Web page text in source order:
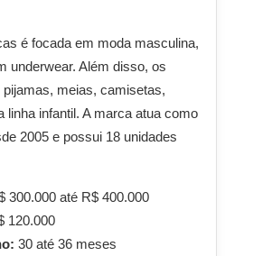
é focada em moda masculina,
underwear. Além disso, os
meias, camisetas,
linha infantil. A marca atua como
2005 e possui 18 unidades
300.000 até R$ 400.000
120.000
30 até 36 meses